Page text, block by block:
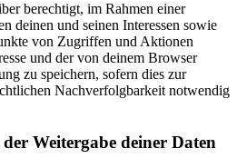
berechtigt, im Rahmen einer
deinen und seinen Interessen sowie
von Zugriffen und Aktionen
und der von deinem Browser
zu speichern, sofern dies zur
Nachverfolgbarkeit notwendig
Weitergabe deiner Daten